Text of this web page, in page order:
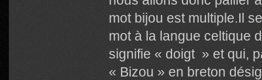
mot bijou est multiple.Il
mot à la langue celtique
signifie « doigt » et qui,
« Bizou » en breton